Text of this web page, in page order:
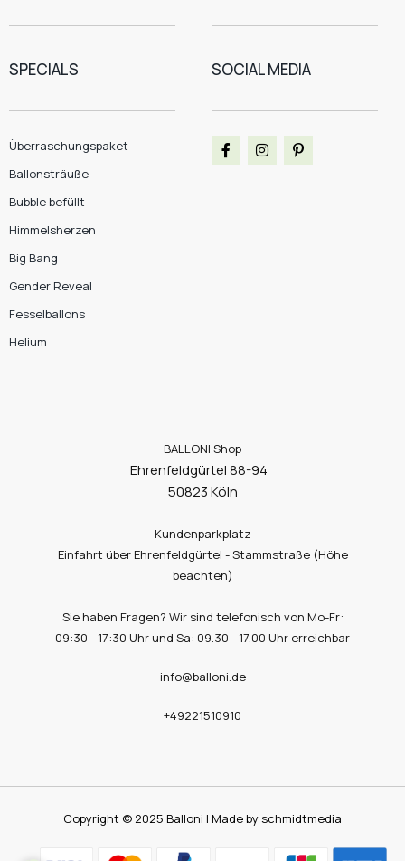
SPECIALS
Überraschungspaket
Ballonsträuße
Bubble befüllt
Himmelsherzen
Big Bang
Gender Reveal
Fesselballons
Helium
SOCIAL MEDIA
BALLONI Shop
Ehrenfeldgürtel 88-94
50823 Köln
Kundenparkplatz
Einfahrt über Ehrenfeldgürtel - Stammstraße (Höhe
beachten)
Sie haben Fragen? Wir sind telefonisch von Mo-Fr:
09:30 - 17:30 Uhr und Sa: 09.30 - 17.00 Uhr erreichbar
info@balloni.de
+49221510910
Copyright © 2025 Balloni | Made by schmidtmedia